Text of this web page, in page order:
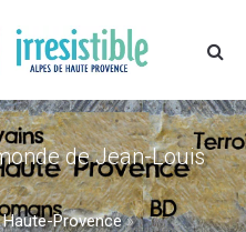
de Jean-Louis
Provence»